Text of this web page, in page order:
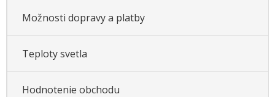
Možnosti dopravy a platby
Teploty svetla
Hodnotenie obchodu